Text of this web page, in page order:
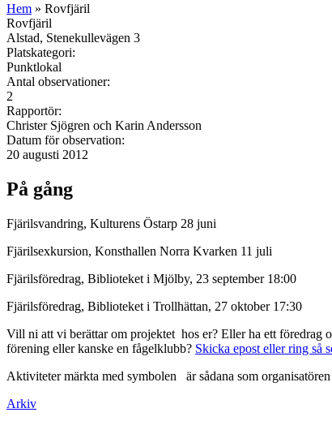
Hem » Rovfjäril
Rovfjäril
Alstad, Stenekullevägen 3
Platskategori:
Punktlokal
Antal observationer:
2
Rapportör:
Christer Sjögren och Karin Andersson
Datum för observation:
20 augusti 2012
På gång
Fjärilsvandring, Kulturens Östarp 28 juni
Fjärilsexkursion, Konsthallen Norra Kvarken 11 juli
Fjärilsföredrag, Biblioteket i Mjölby, 23 september 18:00
Fjärilsföredrag, Biblioteket i Trollhättan, 27 oktober 17:30
Vill ni att vi berättar om projektet hos er? Eller ha ett föredrag
förening eller kanske en fågelklubb? Skicka epost eller ring så
Aktiviteter märkta med symbolen
är sådana som
Arkiv